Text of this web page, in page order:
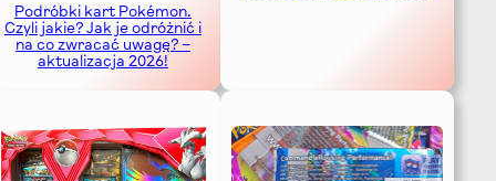
Podróbki kart Pokémon.
Czyli jakie? Jak je odróżnić i
na co zwracać uwagę? –
aktualizacja 2026!